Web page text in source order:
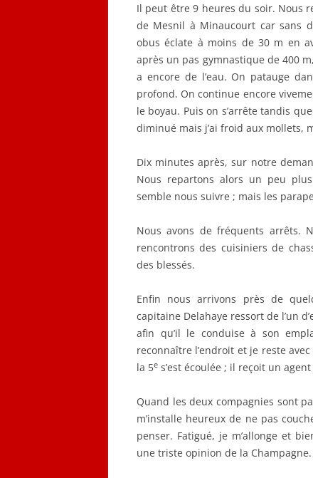
Il peut être 9 heures du soir. Nous
de Mesnil à Minaucourt car sans
obus éclate à moins de 30 m en
après un pas gymnastique de 400
a encore de l’eau. On patauge
profond. On continue encore
le boyau. Puis on s’arrête tandis
diminué mais j’ai froid aux mollets,
Dix minutes après, sur notre
Nous repartons alors un peu
semble nous suivre ; mais les
Nous avons de fréquents arrêts.
rencontrons des cuisiniers de
des blessés.
Enfin nous arrivons près de
capitaine Delahaye ressort de l’un
afin qu’il le conduise à son
reconnaître l’endroit et je reste
la 5e s’est écoulée ; il reçoit un
Quand les deux compagnies sont
m’installe heureux de ne pas
penser. Fatigué, je m’allonge et
une triste opinion de la Champagne.